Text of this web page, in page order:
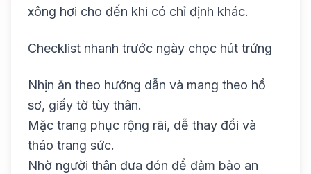
xông hơi cho đến khi có chỉ định khác.
Checklist nhanh trước ngày chọc hút trứng
Nhịn ăn theo hướng dẫn và mang theo hồ
sơ, giấy tờ tùy thân.
Mặc trang phục rộng rãi, dễ thay đổi và
tháo trang sức.
Nhờ người thân đưa đón để đảm bảo an